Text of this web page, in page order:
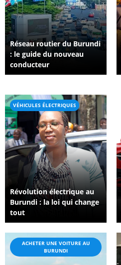
Réseau routier du Burundi
: le guide du nouveau
conducteur
VÉHICULES ÉLECTRIQUES
Révolution électrique au
Burundi : la loi qui change
tout
ACHETER UNE VOITURE AU
BURUNDI